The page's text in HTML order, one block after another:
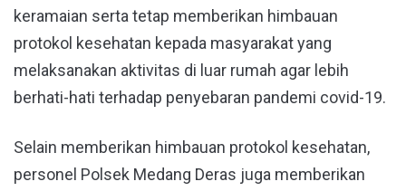
keramaian serta tetap memberikan himbauan
protokol kesehatan kepada masyarakat yang
melaksanakan aktivitas di luar rumah agar lebih
berhati-hati terhadap penyebaran pandemi covid-19.
Selain memberikan himbauan protokol kesehatan,
personel Polsek Medang Deras juga memberikan